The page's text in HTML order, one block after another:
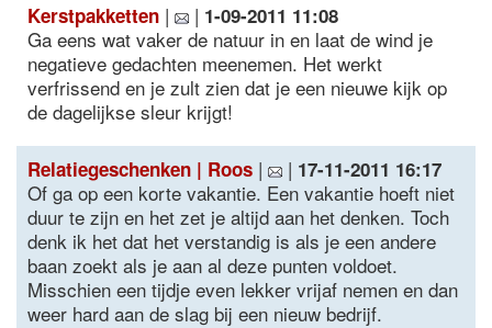
Kerstpakketten | | 1-09-2011 11:08
Ga eens wat vaker de natuur in en laat de wind je
negatieve gedachten meenemen. Het werkt
verfrissend en je zult zien dat je een nieuwe kijk op
de dagelijkse sleur krijgt!
Relatiegeschenken | Roos | | 17-11-2011 16:17
Of ga op een korte vakantie. Een vakantie hoeft niet
duur te zijn en het zet je altijd aan het denken. Toch
denk ik het dat het verstandig is als je een andere
baan zoekt als je aan al deze punten voldoet.
Misschien een tijdje even lekker vrijaf nemen en dan
weer hard aan de slag bij een nieuw bedrijf.